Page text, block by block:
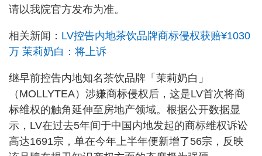
请以我院官方发布为准。
相关新闻： LV控告内地茶饮品牌商标侵权获赔¥1030
万 茉莉奶白：将上诉
继早前控告内地知名茶饮品牌「茉莉奶白」
（MOLLYTEA）涉嫌商标侵权后，这是LV首次将商
标维权的触角延伸至房地产领域。根据公开数据显
示，LV在过去5年间于中国内地发起的商标维权诉讼
高达1691宗，单在今年上半年便新增了56宗，反映